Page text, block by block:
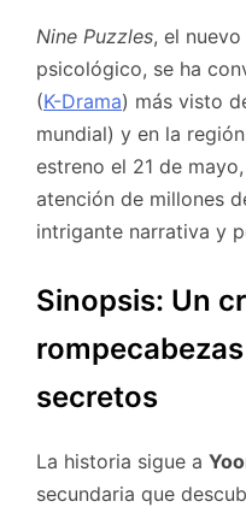
Nine Puzzles, el
psicológico, se ha
(K-Drama) más visto
mundial) y en la
estreno el 21 de
atención de millones
intrigante narrativa y
Sinopsis: Un
secretos
La historia sigue a
secundaria que